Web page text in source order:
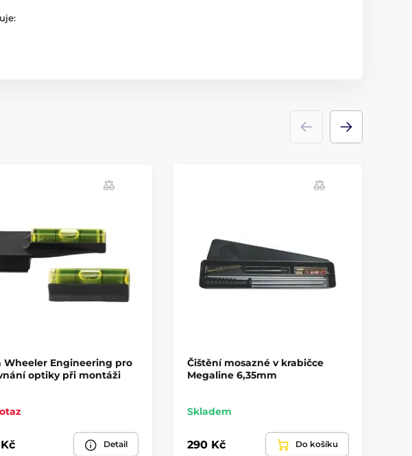
Wheeler Engineering pro
optiky při montáži
Detail
Čištění mosazné v krabičce
Megaline 6,35mm
Skladem
290 Kč Do košíku